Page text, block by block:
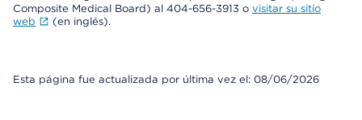
Composite Medical Board) al 404-656-3913 o visitar su sitio
web
(en inglés).
Esta página fue actualizada por última vez el: 08/06/2026